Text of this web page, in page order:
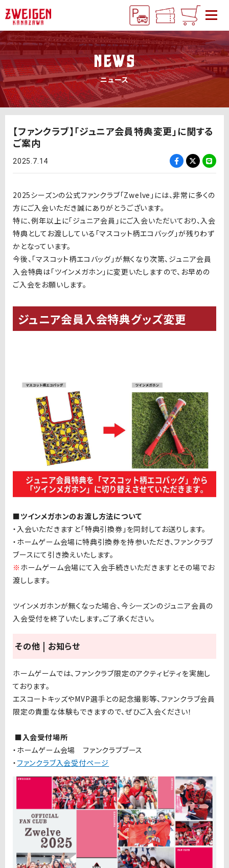
NEWS
ニュース
【ファンクラブ】「ジュニア会員特典変更」に関する
ご案内
2025.7.14
2025シーズンの公式ファンクラブ「Zwelve」には、非常に多くの
方にご入会いただき誠にありがとうございます。
特に、例年以上に「ジュニア会員」にご入会いただいており、入会
特典としてお渡ししている「マスコット柄エコバッグ」が残りわず
かとなっています。
今後、「マスコット柄エコバッグ」が無くなり次第、ジュニア会員
入会特典は「ツインメガホン」に変更いたしますので、お早めの
ご入会をお願いします。
ジュニア会員入会特典グッズ変更
■ツインメガホンのお渡し方法について
・入会いただきますと「特典引換券」を同封してお送りします。
・ホームゲーム会場に特典引換券を持参いただき、ファンクラブ
ブースにて引き換えいたします。
※ ホームゲーム会場にて入会手続きいただきますとその場でお
渡しします。
ツインメガホンが無くなった場合、今シーズンのジュニア会員の
入会受付を終了いたします。ご了承ください。
その他 | お知らせ
ホームゲームでは、ファンクラブ限定のアクティビティを実施し
ております。
エスコートキッズやMVP選手との記念撮影等、ファンクラブ会員
限定の貴重な体験もできますので、ぜひご入会ください！
■入会受付場所
・ホームゲーム会場 ファンクラブブース
・ ファンクラブ入会受付ページ